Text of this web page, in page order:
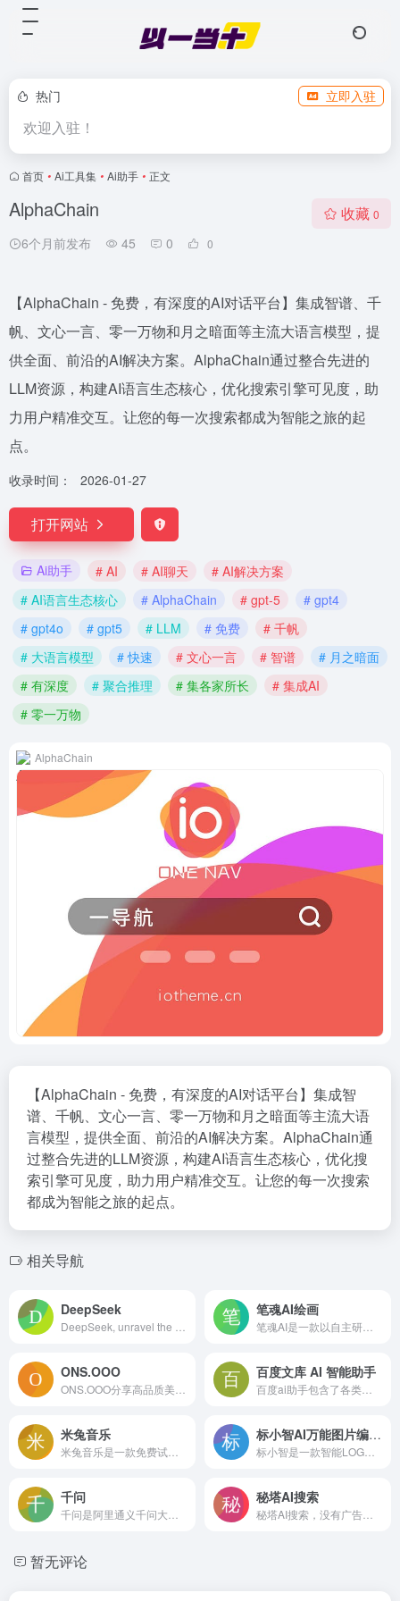
热门 立即入驻
欢迎入驻！
首页 • Ai工具集 • Ai助手 • 正文
AlphaChain
6个月前发布 45 0 0
收藏 0
【AlphaChain - 免费，有深度的AI对话平台】集成智谱、千
帆、文心一言、零一万物和月之暗面等主流大语言模型，提
供全面、前沿的AI解决方案。AlphaChain通过整合先进的
LLM资源，构建AI语言生态核心，优化搜索引擎可见度，助
力用户精准交互。让您的每一次搜索都成为智能之旅的起
点。
收录时间： 2026-01-27
打开网站
Ai助手 # AI # AI聊天
# AI解决方案
# AI语言生态核心
# AlphaChain # gpt-5
# gpt4
# gpt4o
# gpt5 # LLM # 免费
# 千帆
# 大语言模型
# 快速 # 文心一言 # 智谱
# 月之暗面
# 有深度
# 聚合推理 # 集各家所长
# 集成AI
# 零一万物
AlphaChain
【AlphaChain - 免费，有深度的AI对话平台】集成智
谱、千帆、文心一言、零一万物和月之暗面等主流大语
言模型，提供全面、前沿的AI解决方案。AlphaChain通
过整合先进的LLM资源，构建AI语言生态核心，优化搜
索引擎可见度，助力用户精准交互。让您的每一次搜索
都成为智能之旅的起点。
相关导航
DeepSeek 笔魂AI绘画
ONS.OOO 百度文库 AI 智能助手
米兔音乐 标小智AI万能图片编辑器
千问 秘塔AI搜索
暂无评论